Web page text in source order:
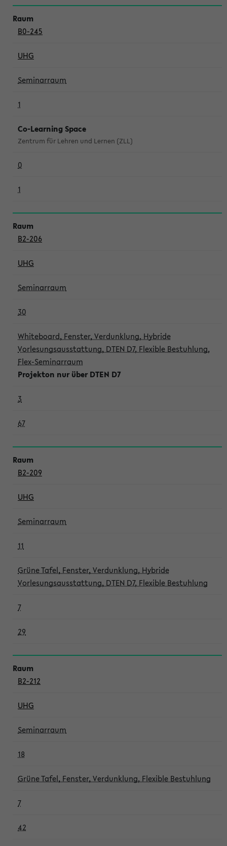
B0-245
UHG
Seminarraum
1
Co-Learning Space
Zentrum für Lehren und Lernen (ZLL)
0
1
B2-206
UHG
Seminarraum
30
Whiteboard, Fenster, Verdunklung, Hybride
Vorlesungsausstattung, DTEN D7, Flexible Bestuhlung,
Flex-Seminarraum
Projekton nur über DTEN D7
3
67
B2-209
UHG
Seminarraum
11
Grüne Tafel, Fenster, Verdunklung, Hybride
Vorlesungsausstattung, DTEN D7, Flexible Bestuhlung
7
29
B2-212
UHG
Seminarraum
18
Grüne Tafel, Fenster, Verdunklung, Flexible Bestuhlung
7
42